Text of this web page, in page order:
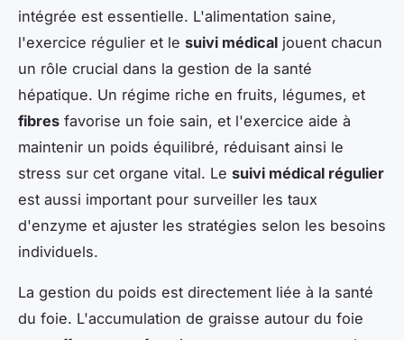
intégrée est essentielle. L'alimentation saine,
l'exercice régulier et le suivi médical jouent chacun
un rôle crucial dans la gestion de la santé
hépatique. Un régime riche en fruits, légumes, et
fibres favorise un foie sain, et l'exercice aide à
maintenir un poids équilibré, réduisant ainsi le
stress sur cet organe vital. Le suivi médical régulier
est aussi important pour surveiller les taux
d'enzyme et ajuster les stratégies selon les besoins
individuels.
La gestion du poids est directement liée à la santé
du foie. L'accumulation de graisse autour du foie